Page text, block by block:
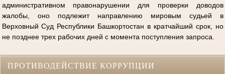
административном правонарушении для проверки доводов
жалобы, оно подлежит направлению мировым судьей в
Верховный Суд Республики Башкортостан в кратчайший срок, но
не позднее трех рабочих дней с момента поступления запроса.
ПРОТИВОДЕЙСТВИЕ КОРРУПЦИИ